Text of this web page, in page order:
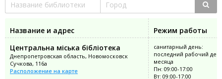
Название и адрес
Режим работы
Центральна міська бібліотека
Днепропетровская область, Новомосковск
Сучкова, 116а
Расположение на карте
санитарный день:
последний рабочий
месяца
Пн: 09:00-17:00
Вт: 09:00-17:00